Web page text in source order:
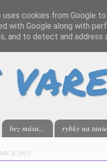
bez mäsa... rybky na
2011
uses cookies from Google
with Google along with
and to detect and address